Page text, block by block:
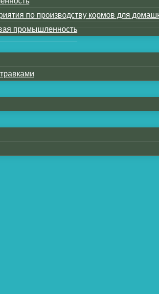
по производству кормов для
промышленность
процесс печати
Факторы